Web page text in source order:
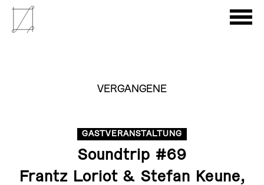
VERGANGENE
GASTVERANSTALTUNG
Soundtrip #69
Frantz Loriot & Stefan Keune,